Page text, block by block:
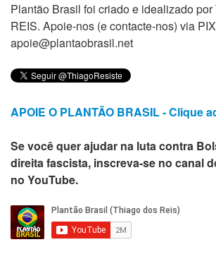
Plantão Brasil foi criado e idealizado por
REIS. Apoie-nos (e contacte-nos) via
apoie@plantaobrasil.net
APOIE O PLANTÃO BRASIL - Clique
Se você quer ajudar na luta contra
direita fascista, inscreva-se no canal
no YouTube.